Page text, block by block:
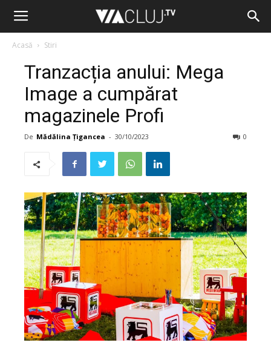
Acasă Stiri
Tranzacția anului: Mega
Image a cumpărat
magazinele Profi
De Mădălina Țigancea - 30/10/2023 0